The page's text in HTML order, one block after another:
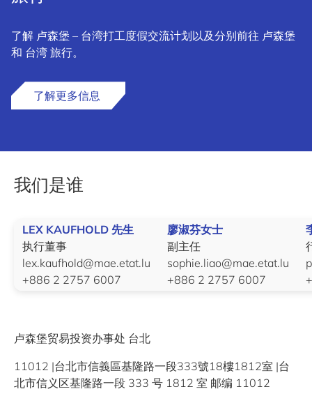
了解 卢森堡 – 台湾打工度假交流计划以及分别前往 卢森堡
和 台湾 旅行。
了解更多信息
我们是谁
LEX KAUFHOLD 先生
执行董事
lex.kaufhold@mae.etat.lu
+886 2 2757 6007
廖淑芬女士
副主任
sophie.liao@mae.etat.lu
+886 2 2757 6007
卢森堡贸易投资办事处 台北
11012 |台北市信義區基隆路一段333號18樓1812室 |台
北市信义区基隆路一段 333 号 1812 室 邮编 11012